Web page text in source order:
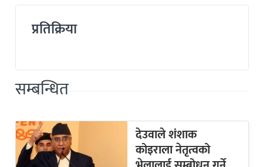
प्रतिक्रिया
सम्बन्धित
देउवाले शंशाक
कोइराला नेतृत्वको